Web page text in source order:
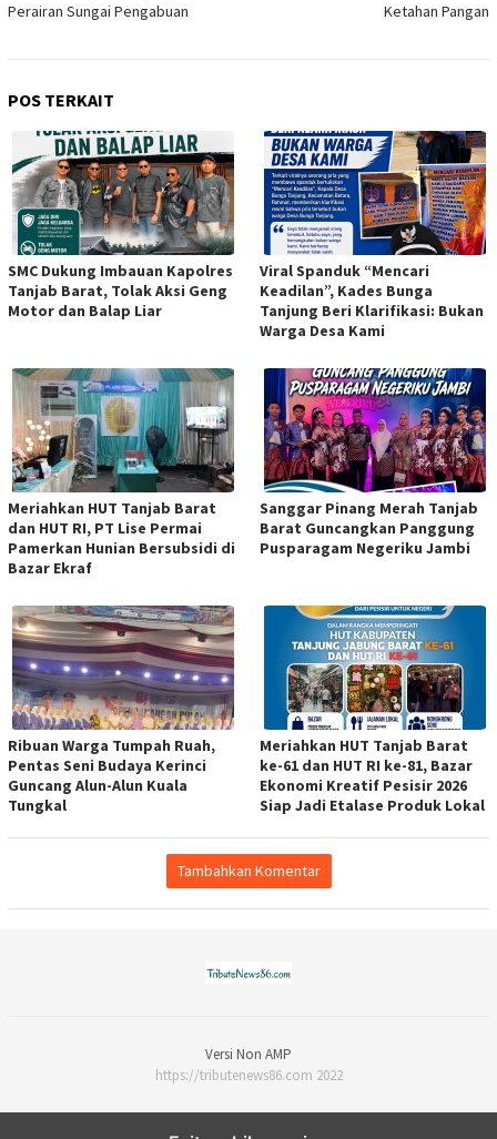
Perairan Sungai Pengabuan
Ketahan Pangan
POS TERKAIT
SMC Dukung Imbauan Kapolres
Tanjab Barat, Tolak Aksi Geng
Motor dan Balap Liar
Viral Spanduk “Mencari
Keadilan”, Kades Bunga
Tanjung Beri Klarifikasi: Bukan
Warga Desa Kami
Meriahkan HUT Tanjab Barat
dan HUT RI, PT Lise Permai
Pamerkan Hunian Bersubsidi di
Bazar Ekraf
Sanggar Pinang Merah Tanjab
Barat Guncangkan Panggung
Pusparagam Negeriku Jambi
Ribuan Warga Tumpah Ruah,
Pentas Seni Budaya Kerinci
Guncang Alun-Alun Kuala
Tungkal
Meriahkan HUT Tanjab Barat
ke-61 dan HUT RI ke-81, Bazar
Ekonomi Kreatif Pesisir 2026
Siap Jadi Etalase Produk Lokal
Tambahkan Komentar
Versi Non AMP
https://tributenews86.com 2022